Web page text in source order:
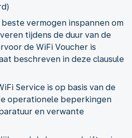
beste vermogen inspannen om
tijdens de duur van de
de WiFi Voucher is
beschreven in deze clausule
Service is op basis van de
operationele beperkingen
en verwante